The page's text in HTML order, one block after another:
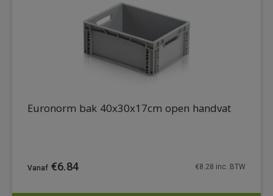
Euronorm bak 40x30x17cm open handvat
€6.84 €8.28 inc. BTW